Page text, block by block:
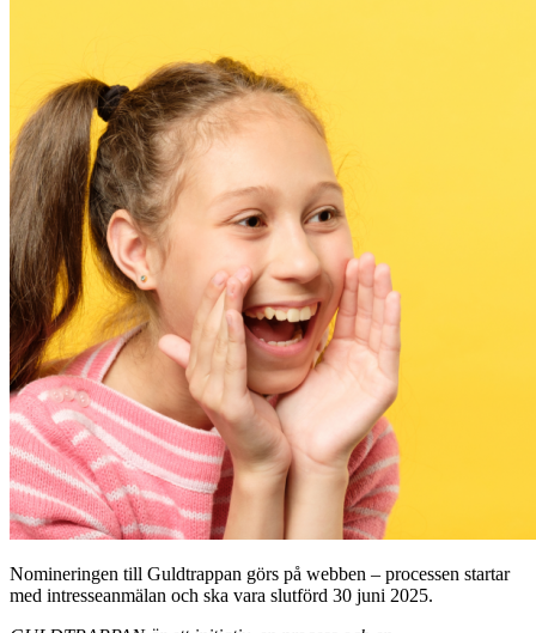
Nomineringen till Guldtrappan görs på webben – processen startar
med intresseanmälan och ska vara slutförd 30 juni 2025.